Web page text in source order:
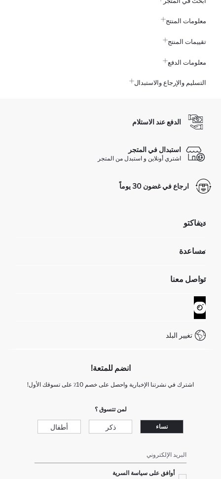
معلومات المنتج
تقييمات المنتج
معلومات الدفع
التسليم والإرجاع والاستبدال
الدفع عند الاستلام
استبدال في المتجر
اشتري أونلاين و استبدل من المتجر
ارجاع في غضون 30 يوماً
ديفاكتو
تعرف علينا
GIFT CLUB
مساعدة
عمليات الارجاع و الاستبدال السهلة
تتبع الشحنة
كيف يمكنك التسوق في ديفاكتو ؟
تواصل معنا
نموذج الاتصال
خدمة العملاء
تغيير البلد
انضم للمتعة!
اشترك في نشرتنا الإخبارية واحصل على خصم 10٪ على تسوقك الأول!
لمن تتسوق ؟
نساء ذكر أطفال
البريد الإلكتروني
أوافق على سياسة السرية